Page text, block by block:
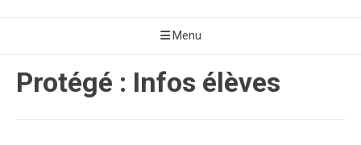
Menu
Protégé : Infos élèves